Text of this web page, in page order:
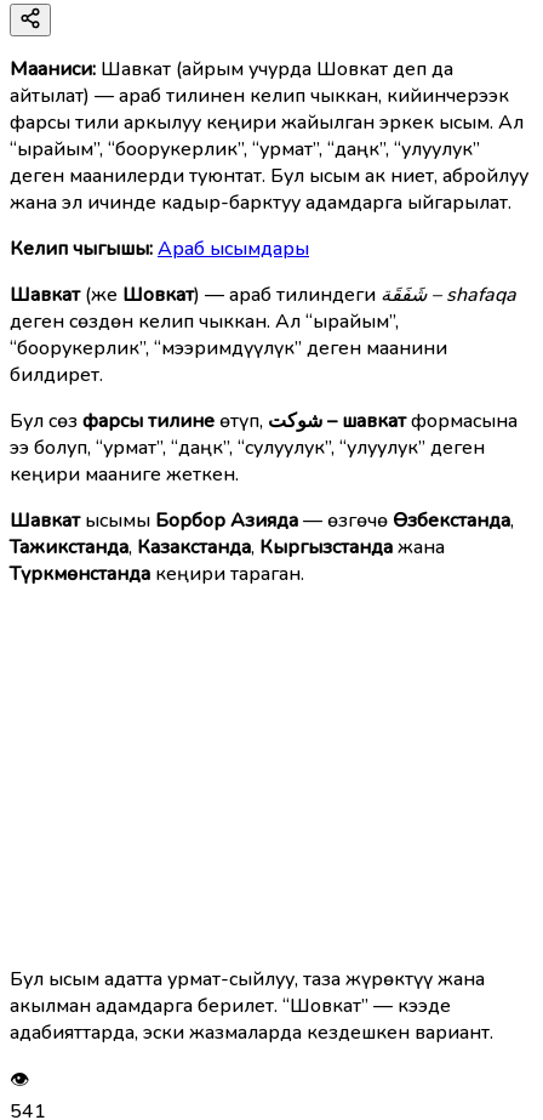
Мааниcи: Шавкат (айрым учурда Шовкат деп да
айтылат) — араб тилинен келип чыккан, кийинчерээк
фарсы тили аркылуу кеңири жайылган эркек ысым. Ал
“ырайым”, “боорукерлик”, “урмат”, “даңк”, “улуулук”
деген маанилерди туюнтат. Бул ысым ак ниет, абройлуу
жана эл ичинде кадыр-барктуу адамдарга ыйгарылат.
Келип чыгышы:Араб ысымдары
Шавкат(же Шовкат) — араб тилиндеги
شَفَقَة – shafaqa
деген сөздөн келип чыккан. Ал “ырайым”,
“боорукерлик”, “мээримдүүлүк” деген маанини
билдирет.
Бул сөз фарсы тилинеөтүп, شوکت – шавкатформасына
ээ болуп, “урмат”, “даңк”, “сулуулук”, “улуулук” деген
кеңири мааниге жеткен.
Шавкатысымы Борбор Азияда— өзгөчө Өзбекстанда,
Тажикстанда, Казакстанда, Кыргызстандажана
Түркмөнстанда кеңири тараган.
Бул ысым адатта урмат-сыйлуу, таза жүрөктүү жана
акылман адамдарга берилет. “Шовкат” — кээде
адабияттарда, эски жазмаларда кездешкен вариант.
👁
541